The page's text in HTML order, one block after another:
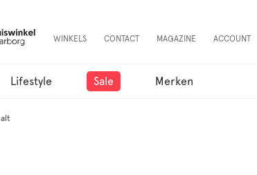
WINKELS CONTACT MAGAZINE ACCOUNT
Lifestyle Sale Merken